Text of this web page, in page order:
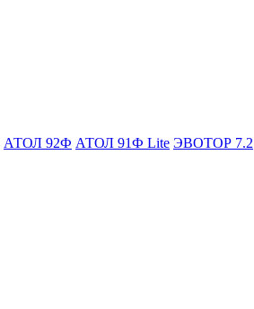
АТОЛ 92Ф АТОЛ 91Ф Lite ЭВОТОР 7.2